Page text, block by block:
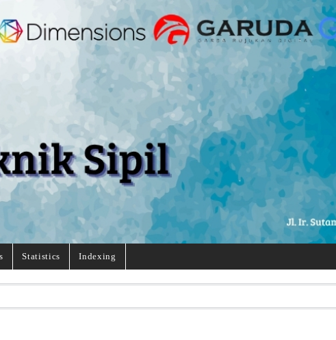
Statistics Indexing